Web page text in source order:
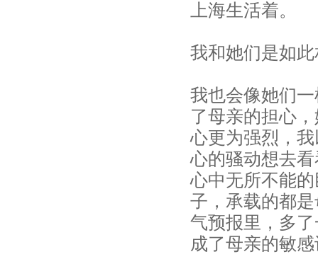
上海生活着。
我和她们是如
我也会像她们
了母亲的担心
心更为强烈，
心的骚动想去
心中无所不能
子，承载的都
气预报里，多
成了母亲的敏